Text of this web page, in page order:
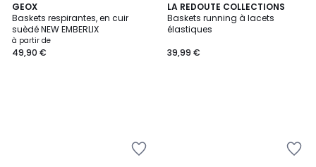
GEOX
Baskets respirantes, en cuir
suèdé NEW EMBERLIX
à partir de
49,90 €
LA REDOUTE COLLECTIONS
Baskets running à lacets
élastiques
39,99 €